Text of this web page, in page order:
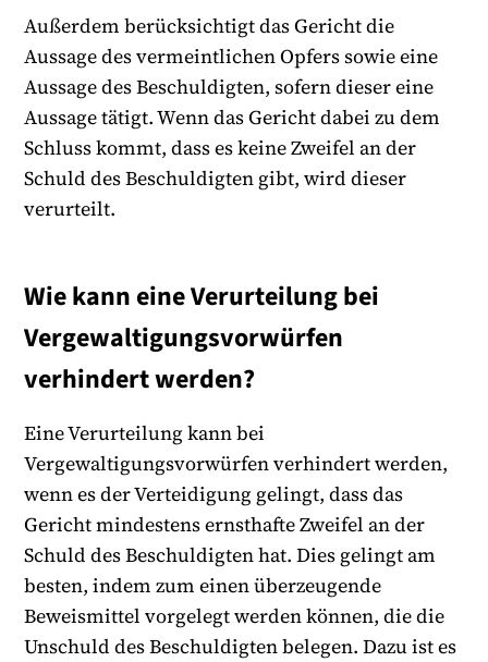
Außerdem berücksichtigt das Gericht die
Aussage des vermeintlichen Opfers sowie eine
Aussage des Beschuldigten, sofern dieser eine
Aussage tätigt. Wenn das Gericht dabei zu dem
Schluss kommt, dass es keine Zweifel an der
Schuld des Beschuldigten gibt, wird dieser
verurteilt.
Wie kann eine Verurteilung bei
Vergewaltigungsvorwürfen
verhindert werden?
Eine Verurteilung kann bei
Vergewaltigungsvorwürfen verhindert werden,
wenn es der Verteidigung gelingt, dass das
Gericht mindestens ernsthafte Zweifel an der
Schuld des Beschuldigten hat. Dies gelingt am
besten, indem zum einen überzeugende
Beweismittel vorgelegt werden können, die die
Unschuld des Beschuldigten belegen. Dazu ist es